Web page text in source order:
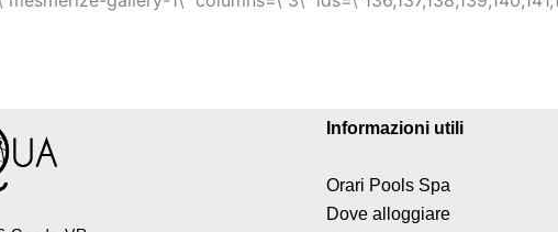
Informazioni utili
Orari Pools Spa
Dove alloggiare